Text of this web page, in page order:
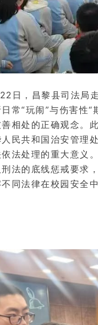
日，昌黎县司法局
日常“玩闹”与伤害性
相处的正确观念。
民共和国治安管理
法处理的重大意义
法的底线惩戒要求
同法律在校园安全中